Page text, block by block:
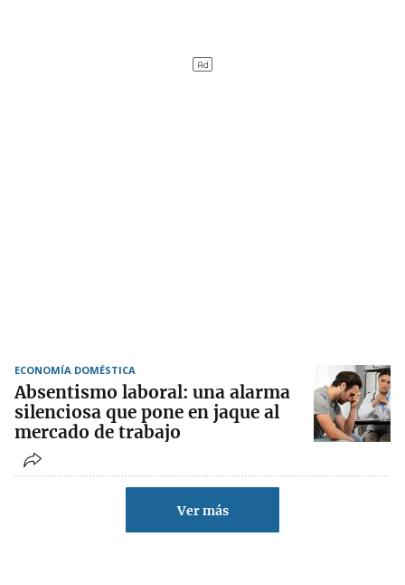
ECONOMÍA DOMÉSTICA
Absentismo laboral: una alarma
silenciosa que pone en jaque al
mercado de trabajo
Ver más